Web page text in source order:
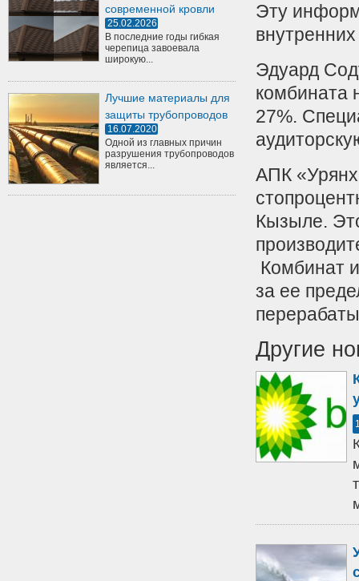
современной кровли
25.02.2026
В последние годы гибкая
черепица завоевала
широкую...
Лучшие материалы для
защиты трубопроводов
16.07.2020
Одной из главных причин
разрушения трубопроводов
является...
Эту
Эдуард
комбината
27%.
АПК
Кызыле.
Комбинат
за ее
Другие